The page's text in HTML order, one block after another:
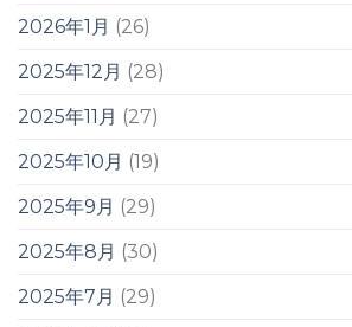
2026年1月 (26)
2025年12月 (28)
2025年11月 (27)
2025年10月 (19)
2025年9月 (29)
2025年8月 (30)
2025年7月 (29)